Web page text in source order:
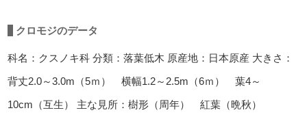
クロモジのデータ
科名：クスノキ科 分類：落葉低木 原産地：日本原産 大きさ：
背丈2.0～3.0m（5ｍ） 横幅1.2～2.5m（6ｍ） 葉4～
10cm（互生）
主な見所：樹形（周年） 紅葉（晩秋）